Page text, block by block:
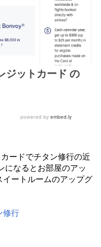
ードでチタン修行の近
なるとお部屋のアッ
ートルームのアップグ
修行